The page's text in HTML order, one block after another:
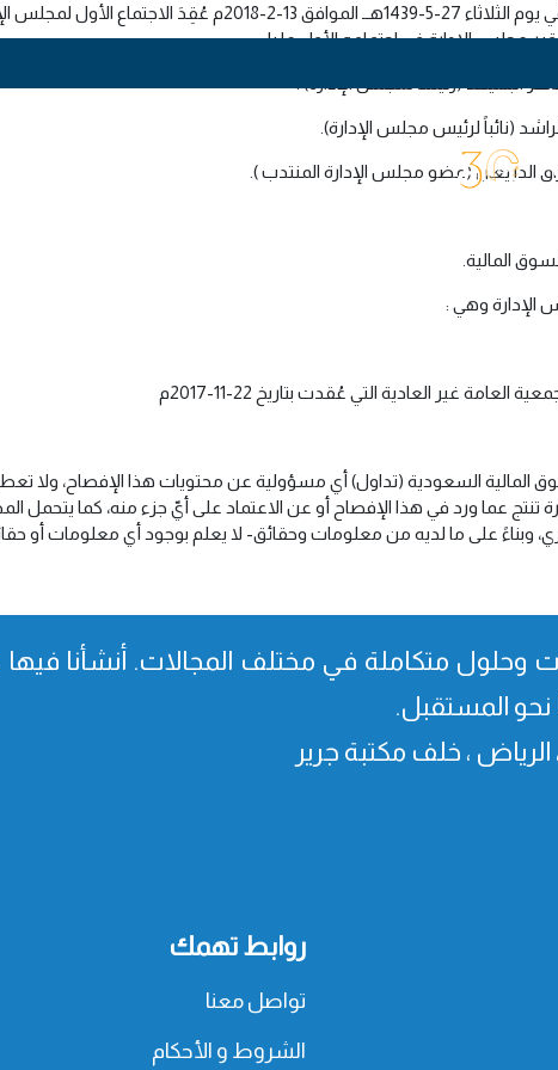
البــليهد (رئيساً لمجلس الإدارة) .
(نائباً لرئيس مجلس الإدارة).
الدريعان (عضو مجلس الإدارة المنتدب ).
المالية.
الإدارة وهي :
المالية السعودية (تداول) أي مسؤولية عن محتويات هذا الإفصاح، ولا
عما ورد في هذا الإفصاح أو عن الاعتماد على أيّ جزء منه، كما يتحمل
وبناءً على ما لديه من معلومات وحقائق- لا يعلم بوجود أي معلومات
وحلول متكاملة في مختلف المجالات. أنشأنا فیھا
نحو المستقبل.
، الرياض ، خلف مكتبة جرير
روابط تهمك
تواصل معنا
الشروط و الأحكام